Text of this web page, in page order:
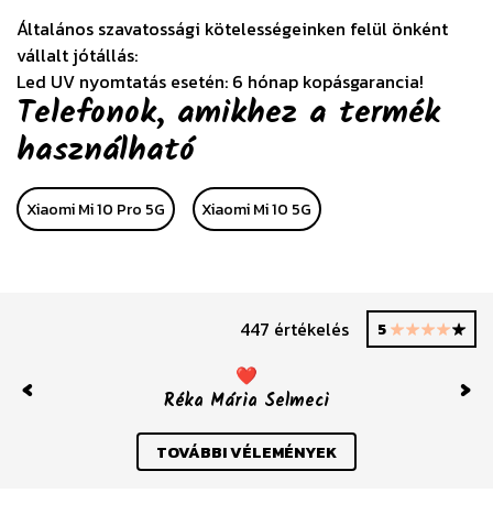
Általános szavatossági kötelességeinken felül önként
vállalt jótállás:
Led UV nyomtatás esetén: 6 hónap kopásgarancia!
Telefonok, amikhez a termék
használható
Xiaomi Mi 10 Pro 5G Xiaomi Mi 10 5G
447 értékelés 5
❤️
Réka Mária Selmeci
Previous
TOVÁBBI VÉLEMÉNYEK